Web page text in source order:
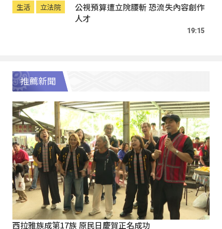
生活 立法院
公視預算遭立院腰斬 恐流失內容創作
人才
19:15
推薦新聞
西拉雅族成第17族 原民日慶賀正名成功